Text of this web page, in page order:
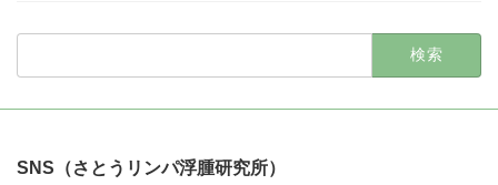
検
SNS（さとうリンパ浮腫研究所）